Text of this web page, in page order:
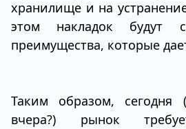
хранилище и на
этом накладок будут
преимущества, которые
Таким образом,
вчера?) рынок